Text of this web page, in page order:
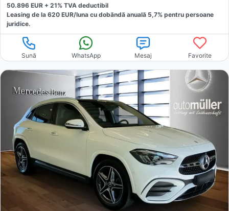
50.896 EUR + 21% TVA deductibil
Leasing de la 620 EUR/luna cu dobăndă anuală 5,7% pentru persoane
juridice.
Sună WhatsApp Mesaj Favorite